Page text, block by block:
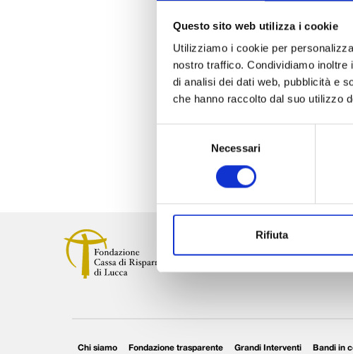
Questo sito web utilizza i cookie
Utilizziamo i cookie per
nostro traffico. Condividiamo
di analisi dei dati web, pubblicità e
che hanno raccolto dal suo utilizzo
Necessari
Rifiuta
Condividi su:
Chi siamo Fondazione trasparente Grandi Interventi Bandi in